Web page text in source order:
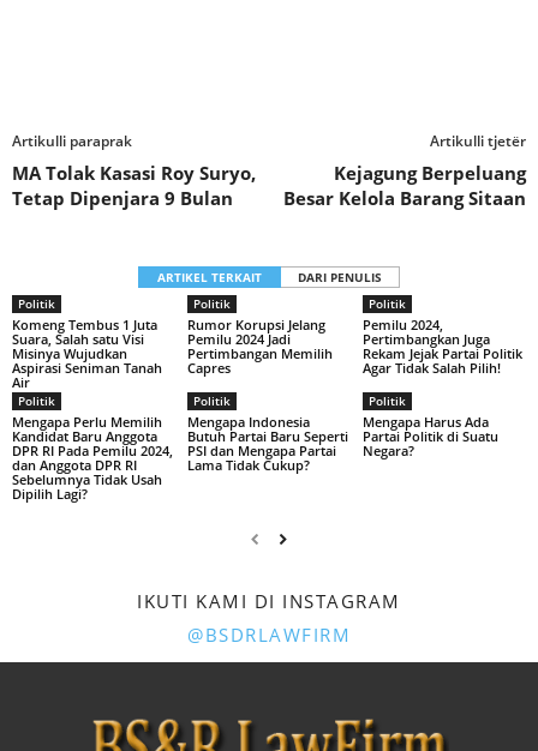
Artikulli paraprak
MA Tolak Kasasi Roy Suryo,
Tetap Dipenjara 9 Bulan
Artikulli tjetër
Kejagung Berpeluang
Besar Kelola Barang Sitaan
ARTIKEL TERKAIT
DARI PENULIS
Politik
Komeng Tembus 1 Juta
Suara, Salah satu Visi
Misinya Wujudkan
Aspirasi Seniman Tanah
Air
Politik
Rumor Korupsi Jelang
Pemilu 2024 Jadi
Pertimbangan Memilih
Capres
Politik
Pemilu 2024,
Pertimbangkan Juga
Rekam Jejak Partai Politik
Agar Tidak Salah Pilih!
Politik
Mengapa Perlu Memilih
Kandidat Baru Anggota
DPR RI Pada Pemilu 2024,
dan Anggota DPR RI
Sebelumnya Tidak Usah
Dipilih Lagi?
Politik
Mengapa Indonesia
Butuh Partai Baru Seperti
PSI dan Mengapa Partai
Lama Tidak Cukup?
Politik
Mengapa Harus Ada
Partai Politik di Suatu
Negara?
IKUTI KAMI DI INSTAGRAM
@BSDRLAWFIRM